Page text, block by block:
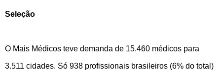
Seleção
O Mais Médicos teve demanda de 15.460 médicos para
3.511 cidades. Só 938 profissionais brasileiros (6% do total)